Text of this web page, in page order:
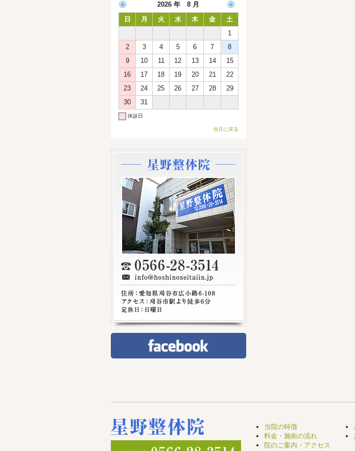
2026 年 8 月
日
月 火 水 木 金
土
1
2
3 4 5 6 7
8
9
10 11 12 13 14
15
16
17 18 19 20 21
22
23
24 25 26 27 28
29
30
31
休診日
当月に戻る
当院の特徴
料金・施術の流れ
院のご案内・アクセス